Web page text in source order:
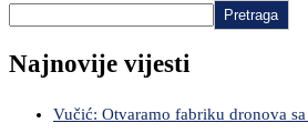
Pretraga
Najnovije vijesti
Vučić: Otvaramo fabriku dronova